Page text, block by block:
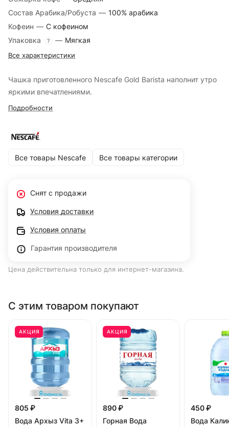
Состав Арабика/Робуста — 100% арабика
Кофеин — С кофеином
Упаковка
? — Мягкая
Все характеристики
Чашка приготовленного Nescafe Gold Barista наполнит утро
яркими впечатлениями.
Подробности
Все товары Nescafe Все товары категории
Снят с продажи
Условия доставки
Условия оплаты
Гарантия производителя
Цена действительна только для интернет-магазина.
С этим товаром покупают
АКЦИЯ
805 ₽
Вода Архыз Vita 3+
АКЦИЯ
890 ₽
Горная Вода
450 ₽
Вода